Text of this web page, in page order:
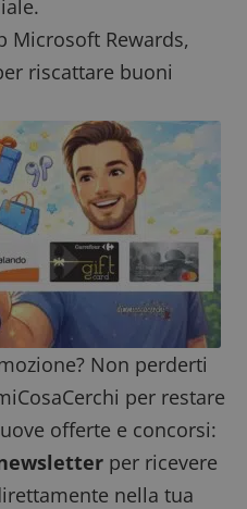
Microsoft Rewards,
riscattare buoni
Non perderti
per restare
offerte e concorsi:
per ricevere
nella tua
/Dominio Scadenza
1 anno
cookie è
analisi
open
Piwik.
aiutare i
siti Web a
dei
misurare
sito. È
Scadenza Descrizione
14
minuti
57
Questo
cookie è
impostato
DoubleClick
proprietà di
Google) per
determinare
se il
browser del
visitatore
del sito web
supporta i
cookie.